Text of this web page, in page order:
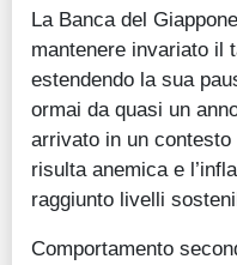
La Banca del
mantenere invariato il
estendendo la sua
ormai da quasi un
arrivato in un
risulta anemica e
raggiunto livelli
Comportamento